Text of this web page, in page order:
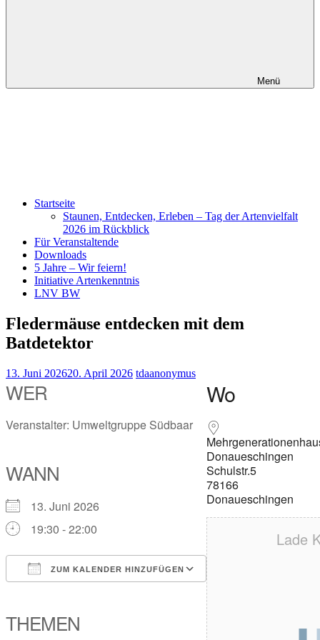
Menü
Startseite
Staunen, Entdecken, Erleben – Tag der Artenvielfalt
2026 im Rückblick
Für Veranstaltende
Downloads
5 Jahre – Wir feiern!
Initiative Artenkenntnis
LNV BW
Fledermäuse entdecken mit dem
Batdetektor
13. Juni 202620. April 2026 tdaanonymus
WER
Veranstalter: Umweltgruppe Südbaar
WANN
13. Juni 2026
19:30 - 22:00
ZUM KALENDER HINZUFÜGEN
Outlook Live
THEMEN
Wo
Donaueschingen
Schulstr.5
78166
Donaueschingen
Lade